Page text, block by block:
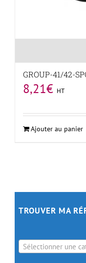
GROUP-41/42-
8,21€ HT
Ajouter au panier
TROUVER MA
Sélectionner une